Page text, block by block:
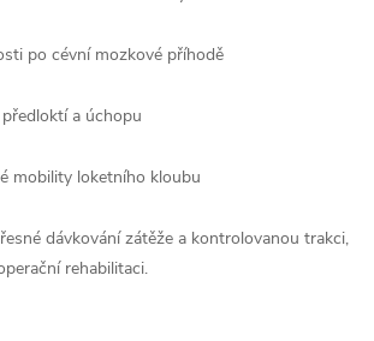
po cévní mozkové příhodě
a úchopu
mobility loketního kloubu
dávkování zátěže a kontrolovanou trakci,
rehabilitaci.